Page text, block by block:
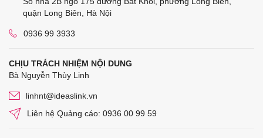
quận Long Biên, Hà Nội
0936 99 3933
CHỊU TRÁCH NHIỆM NỘI DUNG
Bà Nguyễn Thùy Linh
linhnt@ideaslink.vn
Liên hệ Quảng cáo: 0936 00 99 59